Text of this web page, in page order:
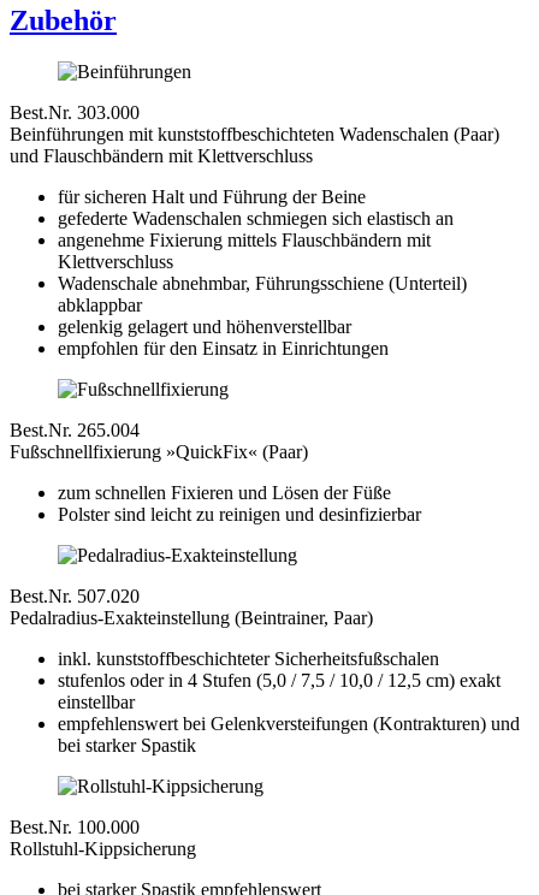
Zubehör
Best.Nr. 303.000
Beinführungen mit kunststoffbeschichteten Wadenschalen (Paar)
und Flauschbändern mit Klettverschluss
für sicheren Halt und Führung der Beine
gefederte Wadenschalen schmiegen sich elastisch an
angenehme Fixierung mittels Flauschbändern mit
Klettverschluss
Wadenschale abnehmbar, Führungsschiene (Unterteil)
abklappbar
gelenkig gelagert und höhenverstellbar
empfohlen für den Einsatz in Einrichtungen
Best.Nr. 265.004
Fußschnellfixierung »QuickFix« (Paar)
zum schnellen Fixieren und Lösen der Füße
Polster sind leicht zu reinigen und desinfizierbar
Best.Nr. 507.020
Pedalradius-Exakteinstellung (Beintrainer, Paar)
inkl. kunststoffbeschichteter Sicherheitsfußschalen
stufenlos oder in 4 Stufen (5,0 / 7,5 / 10,0 / 12,5 cm) exakt
einstellbar
empfehlenswert bei Gelenkversteifungen (Kontrakturen) und
bei starker Spastik
Best.Nr. 100.000
Rollstuhl-Kippsicherung
bei starker Spastik empfehlenswert